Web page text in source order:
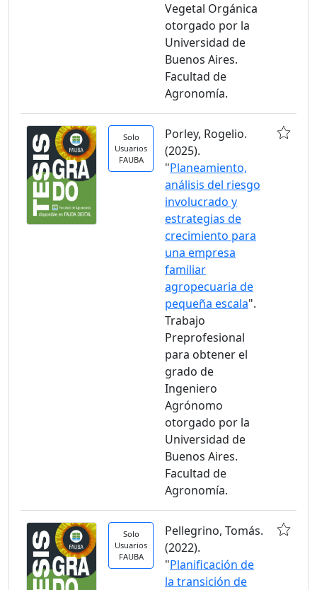
Vegetal Orgánica
otorgado por la
Universidad de
Buenos Aires.
Facultad de
Agronomía.
Solo
Usuarios
FAUBA
Porley, Rogelio.
(2025).
"Planeamiento,
análisis del riesgo
involucrado y
estrategias de
crecimiento para
una empresa
familiar
agropecuaria de
pequeña escala".
Trabajo
Preprofesional
para obtener el
grado de
Ingeniero
Agrónomo
otorgado por la
Universidad de
Buenos Aires.
Facultad de
Agronomía.
Solo
Usuarios
FAUBA
Pellegrino, Tomás.
(2022).
"Planificación de
la transición de